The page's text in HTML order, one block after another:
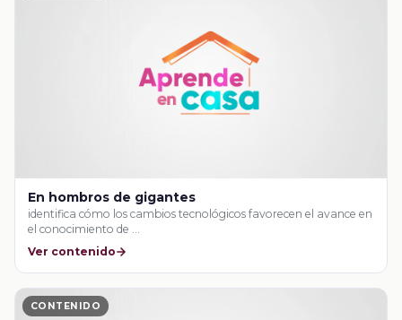
En hombros de gigantes
identifica cómo los cambios tecnológicos favorecen el avance en
el conocimiento de …
Ver contenido
CONTENIDO